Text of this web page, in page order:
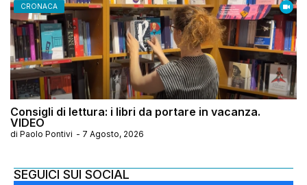
CRONACA
Consigli di lettura: i libri da portare in vacanza.
VIDEO
di Paolo Pontivi - 7 Agosto, 2026
SEGUICI SUI SOCIAL